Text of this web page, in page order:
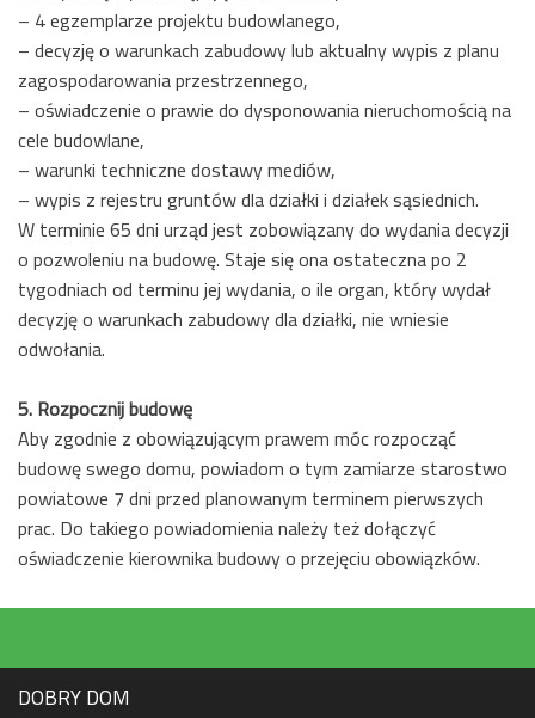
– 4 egzemplarze projektu budowlanego,
– decyzję o warunkach zabudowy lub aktualny wypis z planu
zagospodarowania przestrzennego,
– oświadczenie o prawie do dysponowania nieruchomością na
cele budowlane,
– warunki techniczne dostawy mediów,
– wypis z rejestru gruntów dla działki i działek sąsiednich.
W terminie 65 dni urząd jest zobowiązany do wydania decyzji
o pozwoleniu na budowę. Staje się ona ostateczna po 2
tygodniach od terminu jej wydania, o ile organ, który wydał
decyzję o warunkach zabudowy dla działki, nie wniesie
odwołania.
5. Rozpocznij budowę
Aby zgodnie z obowiązującym prawem móc rozpocząć
budowę swego domu, powiadom o tym zamiarze starostwo
powiatowe 7 dni przed planowanym terminem pierwszych
prac. Do takiego powiadomienia należy też dołączyć
oświadczenie kierownika budowy o przejęciu obowiązków.
DOBRY DOM